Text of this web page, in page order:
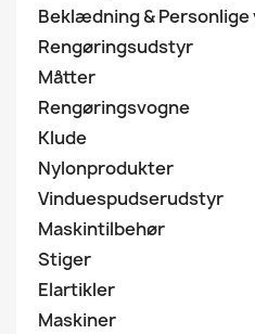
Beklædning &
Rengøringsudstyr
Måtter
Rengøringsvogne
Klude
Nylonprodukter
Vinduespudserudstyr
Maskintilbehør
Stiger
Elartikler
Maskiner